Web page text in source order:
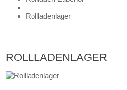
Rollladenlager
ROLLLADENLAGER